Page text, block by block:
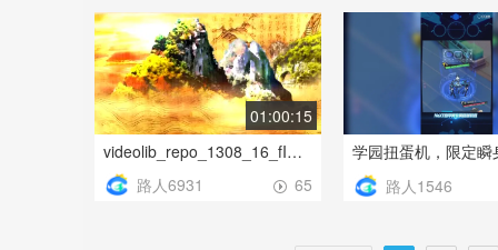
01:00:15
videolib_repo_1308_16_fIDkw4299_SD_fIDkw4299-mobil
65
路人6931 路人1546